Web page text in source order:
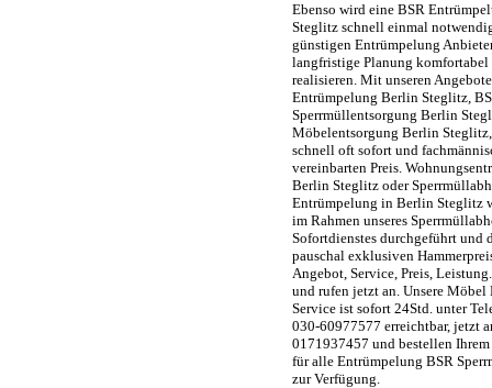
Ebenso wird eine BSR
Steglitz schnell einmal
günstigen Entrümpelung
langfristige Planung
realisieren. Mit unseren
Entrümpelung Berlin Steglitz,
Sperrmüllentsorgung Berlin
Möbelentsorgung Berlin
schnell oft sofort und
vereinbarten Preis.
Berlin Steglitz oder
Entrümpelung in Berlin Steglitz
im Rahmen unseres
Sofortdienstes durchgeführt und
pauschal exklusiven
Angebot, Service, Preis,
und rufen jetzt an. Unsere
Service ist sofort 24Std. unter
030-60977577 erreichtbar, jetzt
0171937457 und bestellen
für alle Entrümpelung BSR
zur Verfügung.